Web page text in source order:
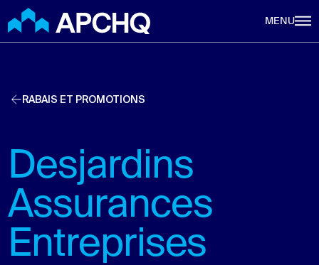
MENU
RABAIS ET PROMOTIONS
Desjardins
Assurances
Entreprises